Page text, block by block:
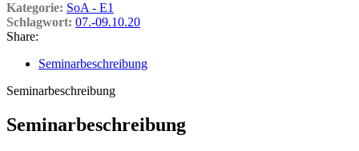
Kategorie: SoA - E1
Schlagwort: 07.-09.10.20
Share:
Seminarbeschreibung
Seminarbeschreibung
Seminarbeschreibung